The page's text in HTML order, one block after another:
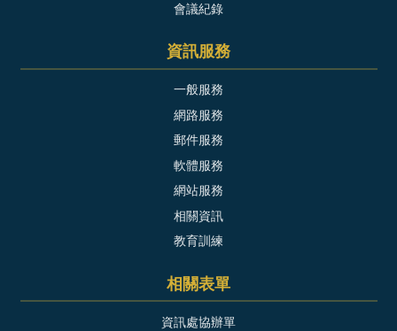
會議紀錄
資訊服務
一般服務
網路服務
郵件服務
軟體服務
網站服務
相關資訊
教育訓練
相關表單
資訊處協辦單